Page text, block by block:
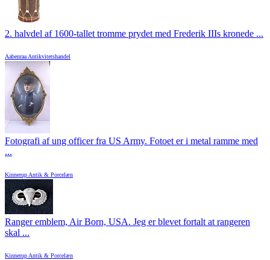
2. halvdel af 1600-tallet tromme prydet med Frederik IIIs kronede ...
Aabenraa Antikvitetshandel
Fotografi af ung officer fra US Army. Fotoet er i metal ramme med
...
Kinnerup Antik & Porcelæn
Ranger emblem, Air Born, USA. Jeg er blevet fortalt at rangeren
skal ...
Kinnerup Antik & Porcelæn